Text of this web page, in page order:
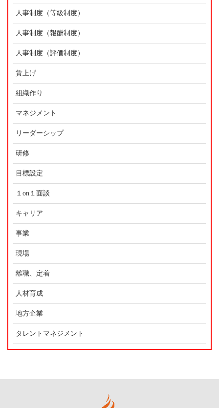
人事制度（等級制度）
人事制度（報酬制度）
人事制度（評価制度）
賃上げ
組織作り
マネジメント
リーダーシップ
研修
目標設定
１on１面談
キャリア
事業
現場
離職、定着
人材育成
地方企業
タレントマネジメント